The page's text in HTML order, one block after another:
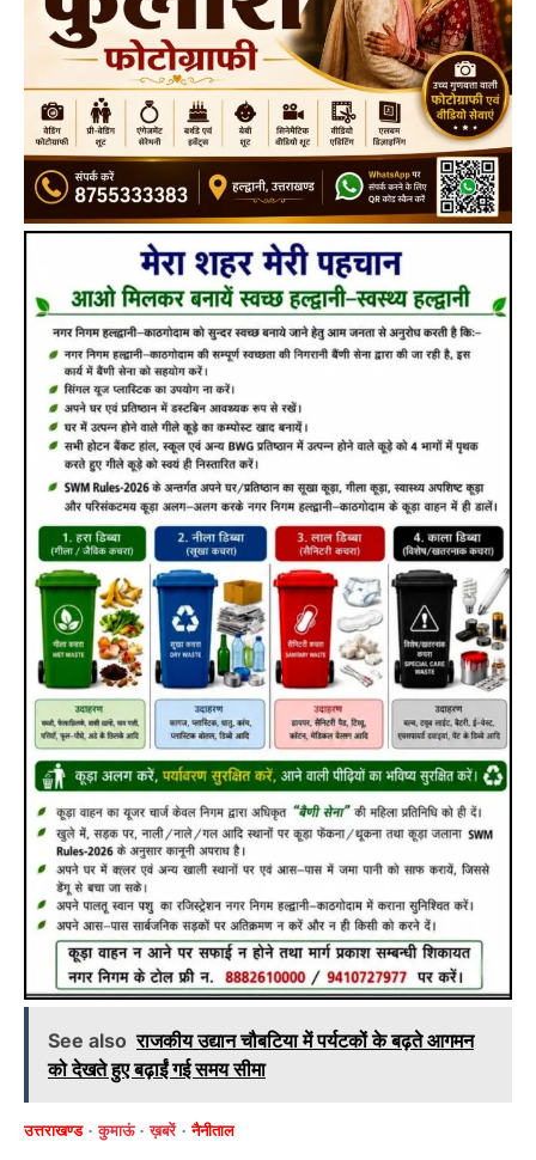
See also राजकीय उद्यान चौबटिया में पर्यटकों के बढ़ते आगमन
को देखते हुए बढ़ाईं गई समय सीमा
उत्तराखण्ड कुमाऊं ख़बरें नैनीताल